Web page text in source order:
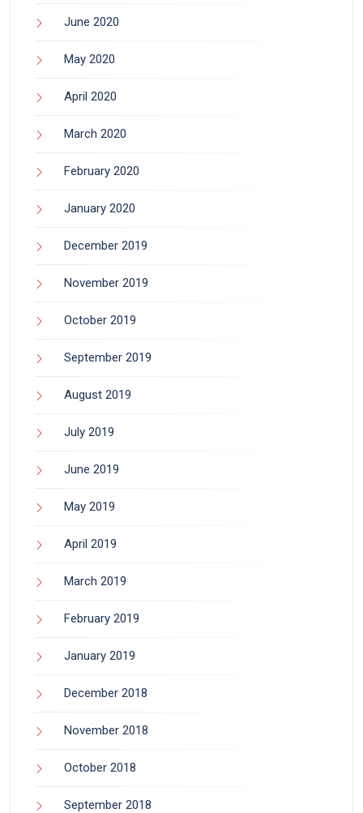
June 2020
May 2020
April 2020
March 2020
February 2020
January 2020
December 2019
November 2019
October 2019
September 2019
August 2019
July 2019
June 2019
May 2019
April 2019
March 2019
February 2019
January 2019
December 2018
November 2018
October 2018
September 2018